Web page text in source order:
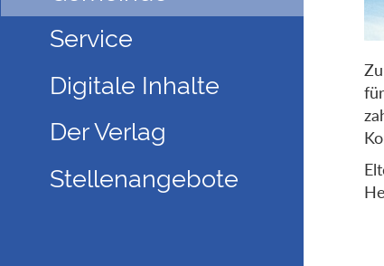
Service
Digitale Inhalte
Der Verlag
Stellenangebote